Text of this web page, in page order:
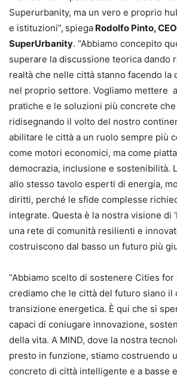
Superurbanity, ma un vero e proprio
e istituzioni”, spiega Rodolfo Pinto,
SuperUrbanity. “Abbiamo concepito
superare la discussione teorica dando
realtà che nelle città stanno facendo la
nel proprio settore. Vogliamo mettere
pratiche e le soluzioni più concrete
ridisegnando il volto del nostro
abilitare le città a un ruolo sempre più
come motori economici, ma come
democrazia, inclusione e sostenibilità.
allo stesso tavolo esperti di energia,
diritti, perché le sfide complesse
integrate. Questa è la nostra visione di
una rete di comunità resilienti e
costruiscono dal basso un futuro più
“Abbiamo scelto di sostenere Cities for
crediamo che le città del futuro siano il
transizione energetica. È qui che si
capaci di coniugare innovazione,
della vita. A MIND, dove la nostra
presto in funzione, stiamo costruendo
concreto di città intelligente e a basse